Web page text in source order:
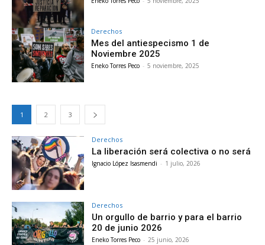
Derechos
Mes del antiespecismo 1 de
Noviembre 2025
Eneko Torres Peco - 5 noviembre, 2025
1 2 3
Derechos
La liberación será colectiva o no será
Ignacio López Isasmendi - 1 julio, 2026
Derechos
Un orgullo de barrio y para el barrio
20 de junio 2026
Eneko Torres Peco - 25 junio, 2026